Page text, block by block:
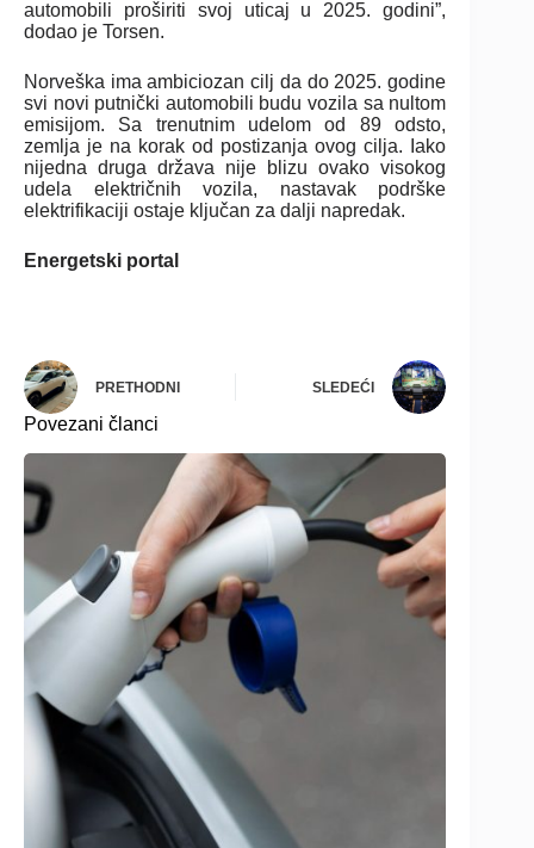
automobili proširiti svoj uticaj u 2025. godini”,
dodao je Torsen.
Norveška ima ambiciozan cilj da do 2025. godine
svi novi putnički automobili budu vozila sa nultom
emisijom. Sa trenutnim udelom od 89 odsto,
zemlja je na korak od postizanja ovog cilja. Iako
nijedna druga država nije blizu ovako visokog
udela električnih vozila, nastavak podrške
elektrifikaciji ostaje ključan za dalji napredak.
Energetski portal
PRETHODNI SLEDEĆI
Povezani članci